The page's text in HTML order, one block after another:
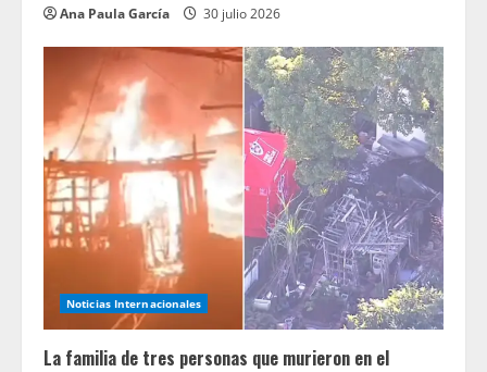
Ana Paula García 30 julio 2026
Noticias Internacionales
La familia de tres personas que murieron en el